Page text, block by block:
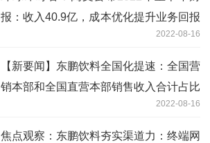
报：收入40.9亿，成本优化提升业务回报
2022-08-16
【新要闻】东鹏饮料全国化提速：全国营
销本部和全国直营本部销售收入合计占比
2022-08-16
焦点观察：东鹏饮料夯实渠道力：终端网